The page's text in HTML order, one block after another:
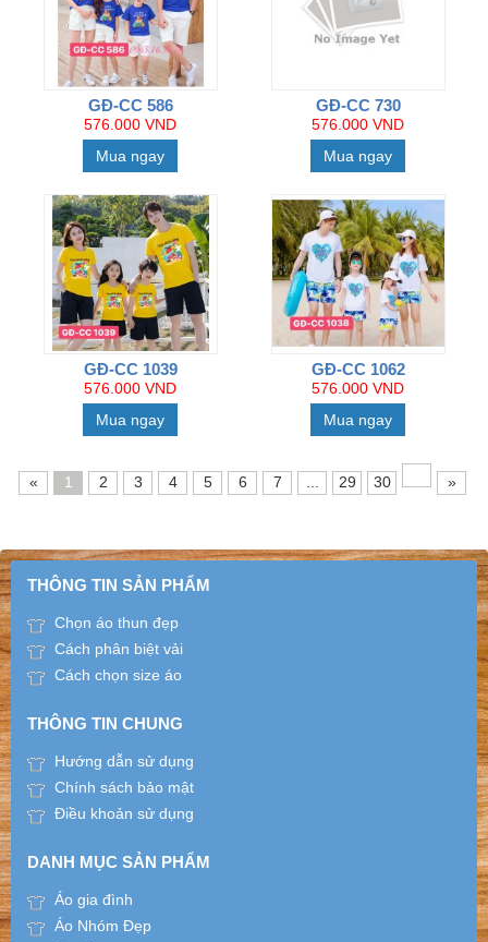
GĐ-CC 586
576.000 VND
Mua ngay
GĐ-CC 730
576.000 VND
Mua ngay
GĐ-CC 1039
576.000 VND
Mua ngay
GĐ-CC 1062
576.000 VND
Mua ngay
« 1 2 3 4 5 6 7 ... 29 30 »
THÔNG TIN SẢN PHẨM
Chọn áo thun đẹp
Cách phân biệt vải
Cách chọn size áo
THÔNG TIN CHUNG
Hướng dẫn sử dụng
Chính sách bảo mật
Điều khoản sử dụng
DANH MỤC SẢN PHẨM
Áo gia đình
Áo Nhóm Đẹp